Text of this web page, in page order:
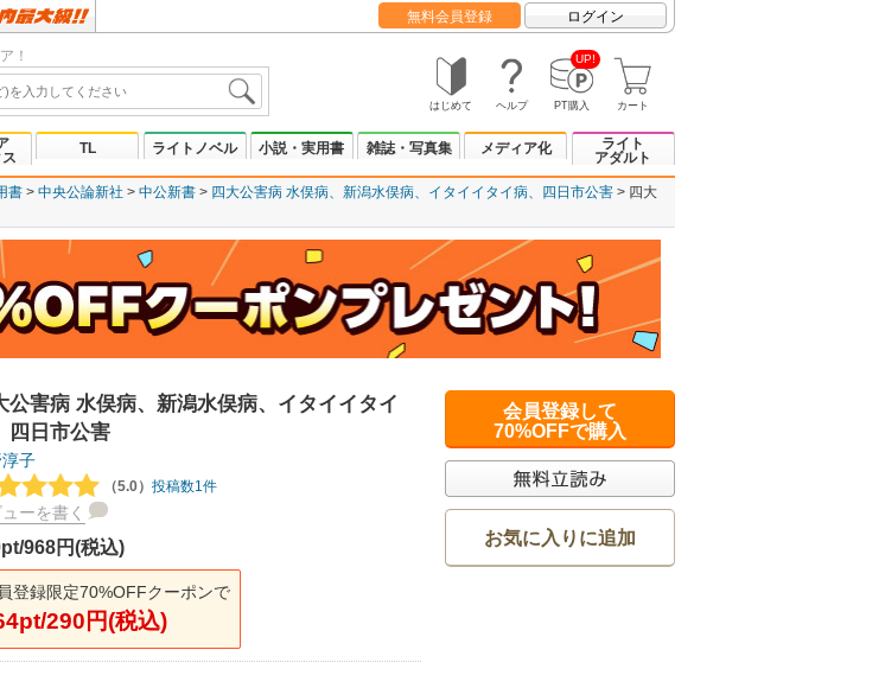
無料会員登録 ログイン
！
はじめて ヘルプ
UP!
PT購入 カート
TL ライトノベル 小説・実用書 雑誌・写真集 メディア化
ライト
アダルト
書 中央公論新社 中公新書 四大公害病 水俣病、新潟水俣病、イタイイタイ病、四日市公害
四大
公害病 水俣病、新潟水俣病、イタイイタイ
四日市公害
子
（5.0） 投稿数1件
ーを書く
968円(税込)
登録限定70%OFFクーポンで
290円(税込)
会員登録して
70%OFFで購入
お気に入りに追加